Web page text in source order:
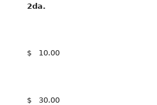
2d a.
$ 10.00
$ 30.00